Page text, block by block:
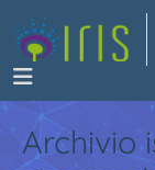
Archivio